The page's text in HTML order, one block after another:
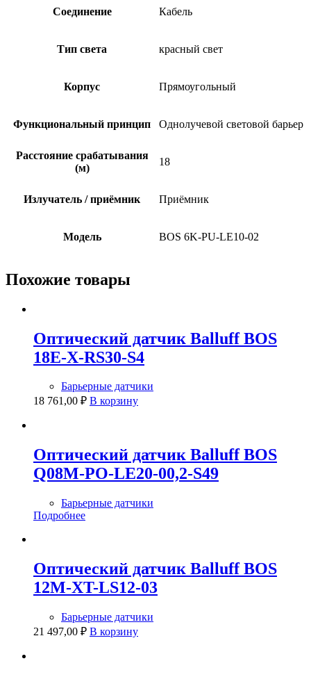
Соединение Кабель
Тип света красный свет
Корпус Прямоугольный
Функциональный принцип Однолучевой световой барьер
Расстояние срабатывания
(м)
18
Излучатель / приёмник Приёмник
Модель BOS 6K-PU-LE10-02
Похожие товары
Оптический датчик Balluff BOS
18E-X-RS30-S4
Барьерные датчики
18 761,00 ₽ В корзину
Оптический датчик Balluff BOS
Q08M-PO-LE20-00,2-S49
Барьерные датчики
Подробнее
Оптический датчик Balluff BOS
12M-XT-LS12-03
Барьерные датчики
21 497,00 ₽ В корзину